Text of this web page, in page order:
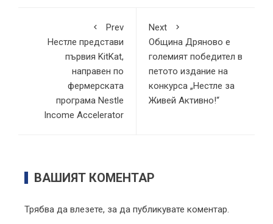
Prev
Нестле представи
първия KitKat,
направен по
фермерската
програма Nestle
Income Accelerator
Next
Община Дряново е
големият победител в
петото издание на
конкурса „Нестле за
Живей Активно!“
ВАШИЯТ КОМЕНТАР
Трябва да влезете, за да публикувате коментар.